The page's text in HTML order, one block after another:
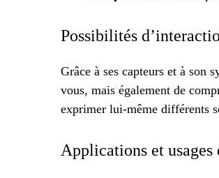
Possibilités
Grâce à ses capteurs et à son
vous, mais également de
exprimer lui-même différents
Applications et usages